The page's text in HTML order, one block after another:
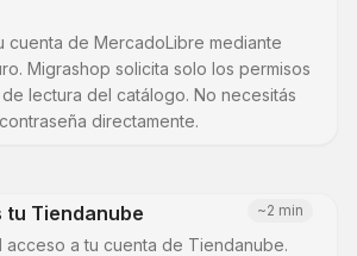
cuenta de MercadoLibre mediante
Migrashop solicita solo los permisos
lectura del catálogo. No necesitás
directamente.
tu Tiendanube ~2 min
acceso a tu cuenta de Tiendanube.